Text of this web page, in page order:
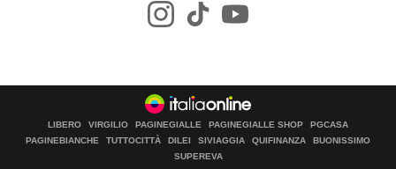
LIBERO VIRGILIO PAGINEGIALLE PAGINEGIALLE SHOP
PGCASA
PAGINEBIANCHE
TUTTOCITTÀ DILEI SIVIAGGIA QUIFINANZA
BUONISSIMO
SUPEREVA